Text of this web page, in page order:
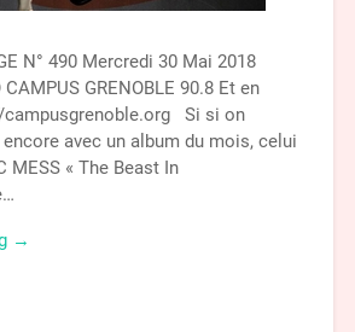
N° 490 Mercredi 30 Mai 2018
GRENOBLE 90.8 Et en
Si si on
avec un album du mois, celui
MESS « The Beast In
→